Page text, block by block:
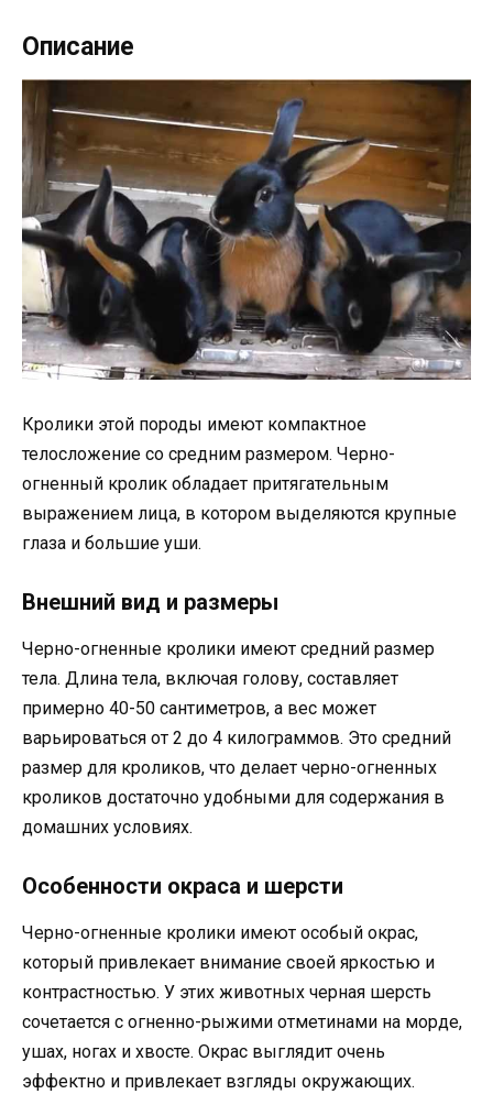
Описание
Кролики этой породы имеют компактное
телосложение со средним размером. Черно-
огненный кролик обладает притягательным
выражением лица, в котором выделяются крупные
глаза и большие уши.
Внешний вид и размеры
Черно-огненные кролики имеют средний размер
тела. Длина тела, включая голову, составляет
примерно 40-50 сантиметров, а вес может
варьироваться от 2 до 4 килограммов. Это средний
размер для кроликов, что делает черно-огненных
кроликов достаточно удобными для содержания в
домашних условиях.
Особенности окраса и шерсти
Черно-огненные кролики имеют особый окрас,
который привлекает внимание своей яркостью и
контрастностью. У этих животных черная шерсть
сочетается с огненно-рыжими отметинами на морде,
ушах, ногах и хвосте. Окрас выглядит очень
эффектно и привлекает взгляды окружающих.